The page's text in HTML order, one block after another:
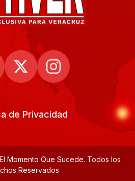
de Privacidad
Momento Que Sucede. Todos los
Reservados